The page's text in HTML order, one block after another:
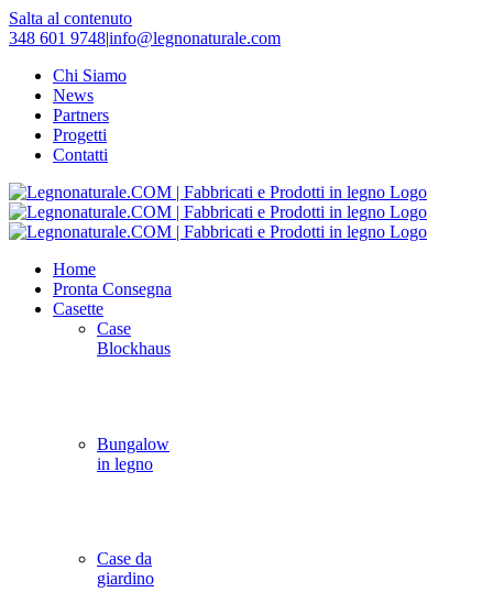
Salta al contenuto
348 601 9748|info@legnonaturale.com
Chi Siamo
News
Partners
Progetti
Contatti
Home
Pronta Consegna
Casette
Case
Blockhaus
Bungalow
in legno
Case da
giardino